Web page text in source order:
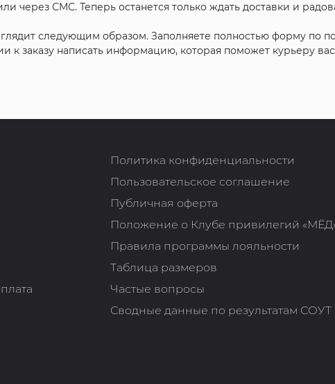
через СМС. Теперь останется только ждать доставки и
следующим образом. Заполняете полностью форму по
к заказу написать информацию, которая поможет курьеру
Политика конфиденциальности
Пользовательское соглашение
Публичная оферта
Положение о Клубе привилегий
Правила программы лояльности
Таблица размеров
Частые вопросы
Сводные данные по результатам СОУТ